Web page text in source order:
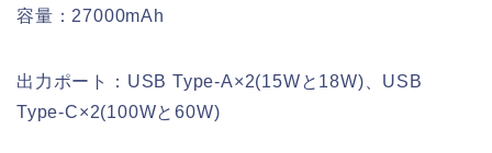
容量：27000mAh
出力ポート：USB Type-A×2(15Wと18W)、USB
Type-C×2(100Wと60W)